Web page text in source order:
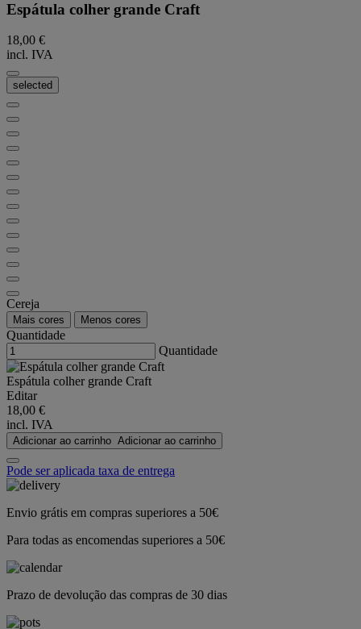
Espátula colher grande Craft
18,00 €
incl. IVA
selected
Cereja
Mais cores Menos cores
Quantidade
Quantidade
Espátula colher grande Craft
Editar
18,00 €
incl. IVA
Adicionar ao carrinho Adicionar ao carrinho
Pode ser aplicada taxa de entrega
Envio grátis em compras superiores a 50€
Para todas as encomendas superiores a 50€
Prazo de devolução das compras de 30 dias